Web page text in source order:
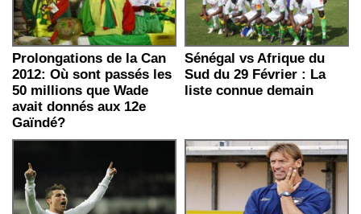
Prolongations de la Can
2012: Où sont passés les
50 millions que Wade
avait donnés aux 12e
Gaïndé?
Sénégal vs Afrique du
Sud du 29 Février : La
liste connue demain